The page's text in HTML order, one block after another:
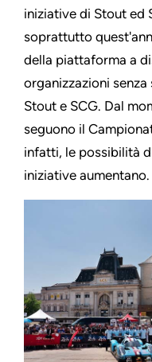
iniziative di Stout ed
soprattutto
della piattaforma a
organizzazioni
Stout e SCG. Dal
seguono il
infatti, le possibilità
iniziative aumentano.